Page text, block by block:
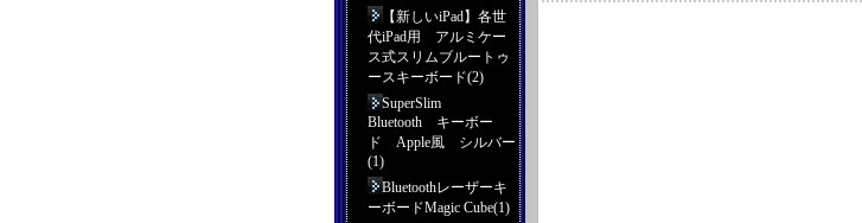
【新しいiPad】各世
代iPad用 アルミケー
ス式スリムブルートゥ
ースキーボード(2)
SuperSlim
Bluetooth キーボー
ド Apple風 シルバー
(1)
Bluetoothレーザーキ
ーボードMagic Cube(1)